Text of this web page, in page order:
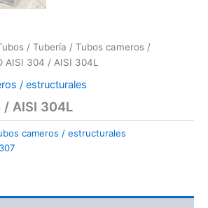
/ Tubería / Tubos cameros /
AISI 304 / AISI 304L
/ estructurales
/ AISI 304L
cameros / estructurales